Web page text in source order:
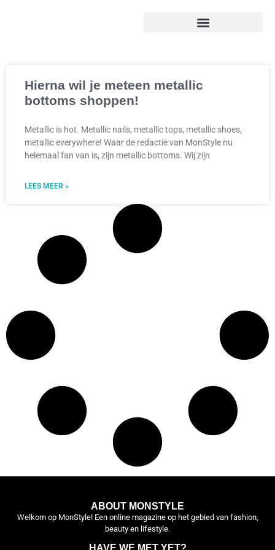
Hierna wil je meteen metallic
bottoms shoppen!
Metallic is hot. Metallic nails, metallic tops, metallic shoes,
metallic everywhere! Waar de redactie van MonStyle nu
helemaal fan van is, zijn metallic bottoms. Wij zijn
LEES MEER »
ABOUT MONSTYLE
Welkom op MonStyle! Een online magazine op het gebied van fashion,
beauty en lifestyle.